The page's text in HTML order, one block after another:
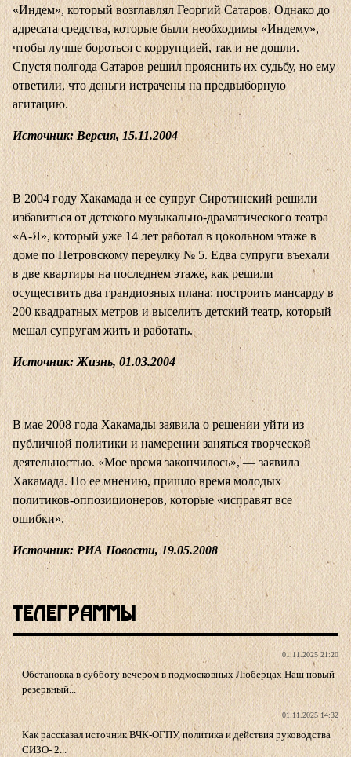
«Индем», который возглавлял Георгий Сатаров. Однако до
адресата средства, которые были необходимы «Индему»,
чтобы лучше бороться с коррупцией, так и не дошли.
Спустя полгода Сатаров решил прояснить их судьбу, но ему
ответили, что деньги истрачены на предвыборную
агитацию.
Источник: Версия, 15.11.2004
В 2004 году Хакамада и ее супруг Сиротинский решили
избавиться от детского музыкально-драматического театра
«А-Я», который уже 14 лет работал в цокольном этаже в
доме по Петровскому переулку № 5. Едва супруги въехали
в две квартиры на последнем этаже, как решили
осуществить два грандиозных плана: построить мансарду в
200 квадратных метров и выселить детский театр, который
мешал супругам жить и работать.
Источник: Жизнь, 01.03.2004
В мае 2008 года Хакамады заявила о решении уйти из
публичной политики и намерении заняться творческой
деятельностью. «Мое время закончилось», — заявила
Хакамада. По ее мнению, пришло время молодых
политиков-оппозиционеров, которые «исправят все
ошибки».
Источник: РИА Новости, 19.05.2008
Телеграммы
01.11.2025 21:20
Обстановка в субботу вечером в подмосковных Люберцах Наш новый
резервный...
01.11.2025 14:32
Как рассказал источник ВЧК-ОГПУ, политика и действия руководства
СИЗО- 2...